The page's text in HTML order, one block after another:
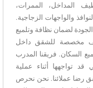
المداخل، الممرات،
والواجهات الزجاجية.
لضمان نظافة وتلميع
مخصصة للشقق داخل
السكان. فريقنا المدرب
قد تواجهها أثناء عملية
رضا عملائنا. نحن نحرص